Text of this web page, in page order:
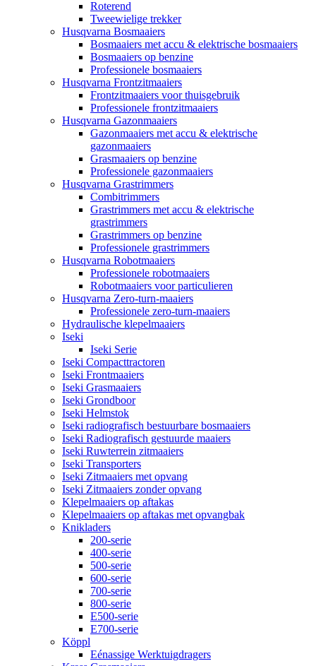
Roterend
Tweewielige trekker
Husqvarna Bosmaaiers
Bosmaaiers met accu & elektrische bosmaaiers
Bosmaaiers op benzine
Professionele bosmaaiers
Husqvarna Frontzitmaaiers
Frontzitmaaiers voor thuisgebruik
Professionele frontzitmaaiers
Husqvarna Gazonmaaiers
Gazonmaaiers met accu & elektrische
gazonmaaiers
Grasmaaiers op benzine
Professionele gazonmaaiers
Husqvarna Grastrimmers
Combitrimmers
Grastrimmers met accu & elektrische
grastrimmers
Grastrimmers op benzine
Professionele grastrimmers
Husqvarna Robotmaaiers
Professionele robotmaaiers
Robotmaaiers voor particulieren
Husqvarna Zero-turn-maaiers
Professionele zero-turn-maaiers
Hydraulische klepelmaaiers
Iseki
Iseki Serie
Iseki Compacttractoren
Iseki Frontmaaiers
Iseki Grasmaaiers
Iseki Grondboor
Iseki Helmstok
Iseki radiografisch bestuurbare bosmaaiers
Iseki Radiografisch gestuurde maaiers
Iseki Ruwterrein zitmaaiers
Iseki Transporters
Iseki Zitmaaiers met opvang
Iseki Zitmaaiers zonder opvang
Klepelmaaiers op aftakas
Klepelmaaiers op aftakas met opvangbak
Knikladers
200-serie
400-serie
500-serie
600-serie
700-serie
800-serie
E500-serie
E700-serie
Köppl
Eénassige Werktuigdragers